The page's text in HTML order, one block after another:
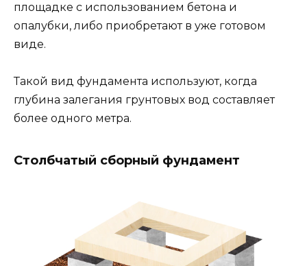
площадке с использованием бетона и
опалубки, либо приобретают в уже готовом
виде.
Такой вид фундамента используют, когда
глубина залегания грунтовых вод составляет
более одного метра.
Столбчатый сборный фундамент